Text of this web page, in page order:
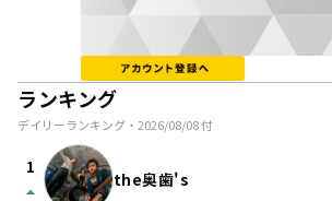
ランキング
デイリーランキング・ 2026/08/08付
1
arrow_drop_up the奥歯's